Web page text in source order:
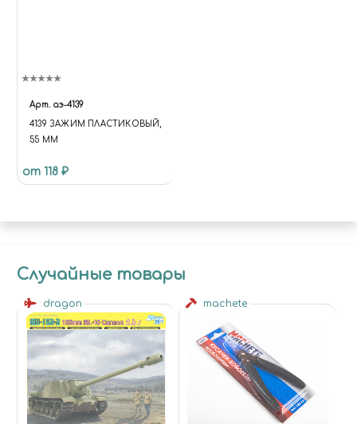
Арт. аэ-4139
4139 ЗАЖИМ ПЛАСТИКОВЫЙ,
55 ММ
от 118 ₽
Случайные товары
dragon machete